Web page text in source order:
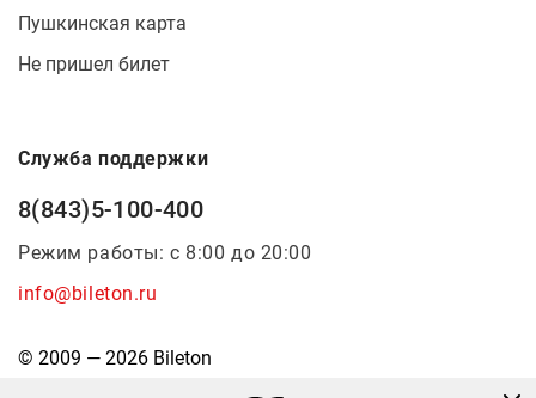
Пушкинская карта
Не пришел билет
Служба поддержки
8(843)5-100-400
Режим работы: с 8:00 до 20:00
info@bileton.ru
© 2009 — 2026 Bileton